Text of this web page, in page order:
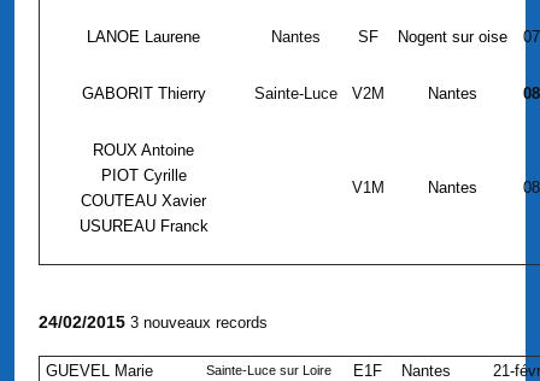
LANOE Laurene Nantes SF Nogent sur oise
GABORIT Thierry Sainte-Luce V2M Nantes
ROUX Antoine
PIOT Cyrille
COUTEAU Xavier
USUREAU Franck
V1M Nantes
24/02/2015 3 nouveaux records
GUEVEL Marie Sainte-Luce sur Loire E1F Nantes 21-